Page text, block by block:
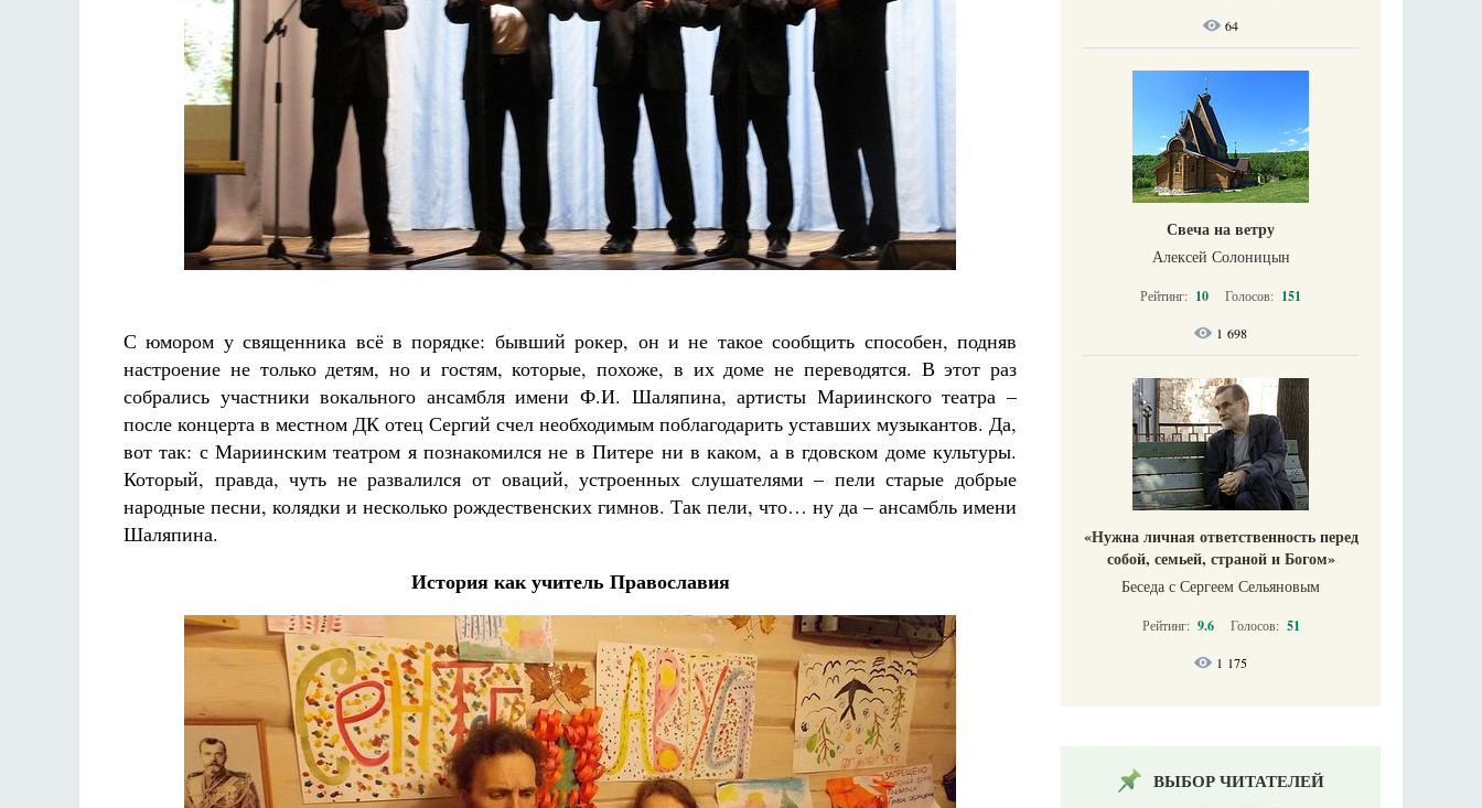
С юмором у священника всё в порядке: бывший рокер, он и не такое сообщить способен, подняв
настроение не только детям, но и гостям, которые, похоже, в их доме не переводятся. В этот раз
собрались участники вокального ансамбля имени Ф.И. Шаляпина, артисты Мариинского театра –
после концерта в местном ДК отец Сергий счел необходимым поблагодарить уставших музыкантов. Да,
вот так: с Мариинским театром я познакомился не в Питере ни в каком, а в гдовском доме культуры.
Который, правда, чуть не развалился от оваций, устроенных слушателями – пели старые добрые
народные песни, колядки и несколько рождественских гимнов. Так пели, что… ну да – ансамбль имени
Шаляпина.
История как учитель Православия
64
Свеча на ветру
Алексей Солоницын
Рейтинг: 10 Голосов: 151
1 698
«Нужна личная ответственность перед
собой, семьей, страной и Богом»
Беседа с Сергеем Сельяновым
Рейтинг: 9.6 Голосов: 51
1 175
ВЫБОР ЧИТАТЕЛЕЙ